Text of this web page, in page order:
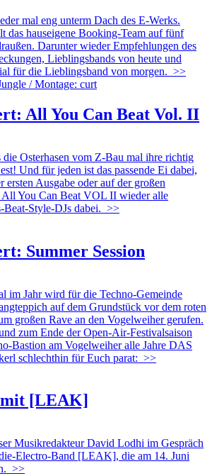
mal eng unterm Dach des E-Werks.
das hauseigene Booking-Team auf fünf
Darunter wieder Empfehlungen des
Lieblingsbands von heute und
für die Lieblingsband von morgen. >>
All You Can Beat Vol. II
Osterhasen vom Z-Bau mal ihre richtig
Und für jeden ist das passende Ei dabei,
ersten Ausgabe oder auf der großen
All You Can Beat VOL II wieder alle
Style-DJs dabei. >>
Summer Session
Jahr wird für die Techno-Gemeinde
auf dem Grundstück vor dem roten
großen Rave an den Vogelweiher gerufen.
zum Ende der Open-Air-Festivalsaison
Bastion am Vogelweiher alle Jahre DAS
schlechthin für Euch parat: >>
[LEAK]
Musikredakteur David Lodhi im Gespräch
Electro-Band [LEAK], die am 14. Juni
>>